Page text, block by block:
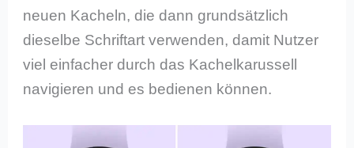
neuen Kacheln, die dann grundsätzlich
dieselbe Schriftart verwenden, damit Nutzer
viel einfacher durch das Kachelkarussell
navigieren und es bedienen können.